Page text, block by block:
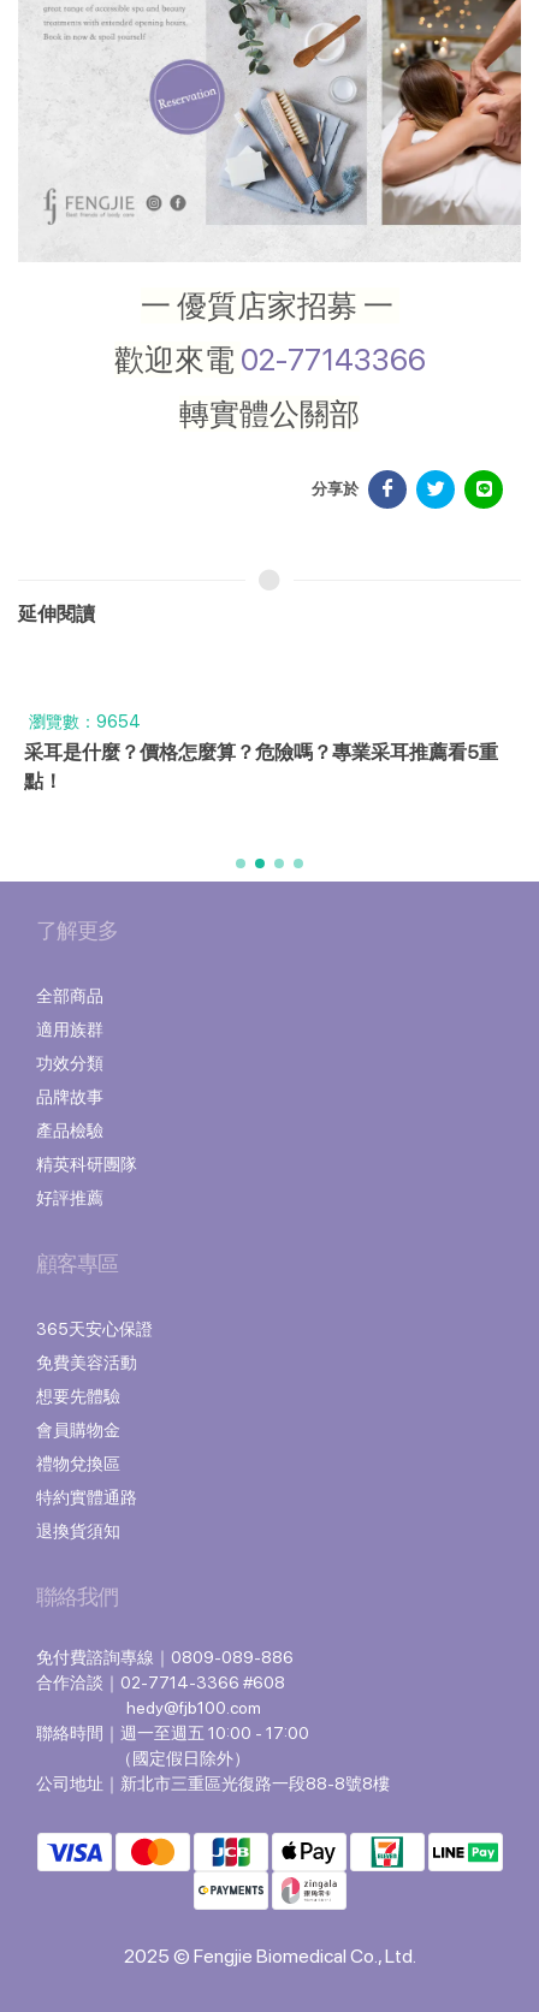
一 優質店家招募 一
歡迎來電 02-77143366
轉實體公關部
分享於
延伸閱讀
瀏覽數：9654
采耳是什麼？價格怎麼算？危險嗎？專業采耳推薦看5重
點！
了解更多
全部商品
適用族群
功效分類
品牌故事
產品檢驗
精英科研團隊
好評推薦
顧客專區
365天安心保證
免費美容活動
想要先體驗
會員購物金
禮物兌換區
特約實體通路
退換貨須知
聯絡我們
免付費諮詢專線｜0809-089-886
合作洽談｜02-7714-3366 #608
hedy@fjb100.com
聯絡時間｜週一至週五 10:00 - 17:00
（國定假日除外）
公司地址｜新北市三重區光復路一段88-8號8樓
2025 © Fengjie Biomedical Co., Ltd.